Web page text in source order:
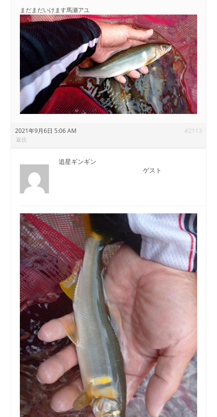
まだまだいけます馬瀬アユ
2021年9月6日 5:06 AM #2113
返信
追星ギンギン
ゲスト